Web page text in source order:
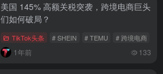
美国 145% 高额关税突袭，跨境电商巨头
们如何破局？
TikTok头条 # SHEIN # TEMU # 跨境电商
1年前 133